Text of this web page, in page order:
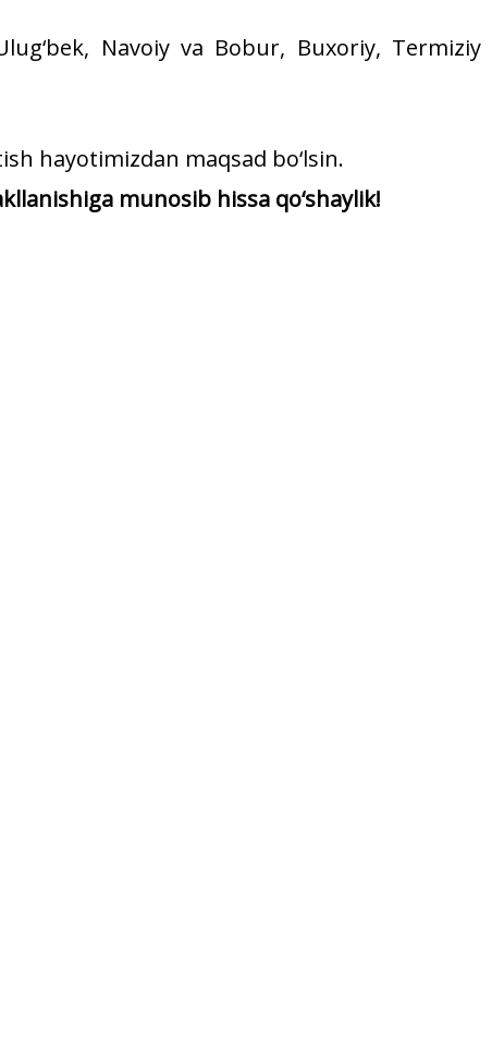
Navoiy va Bobur, Buxoriy, Termiziy
hayotimizdan maqsad bo‘lsin.
munosib hissa qo‘shaylik!